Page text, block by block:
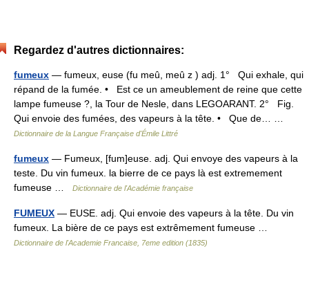
Regardez d'autres dictionnaires:
fumeux — fumeux, euse (fu meû, meû z ) adj. 1° Qui exhale, qui
répand de la fumée. • Est ce un ameublement de reine que cette
lampe fumeuse ?, la Tour de Nesle, dans LEGOARANT. 2° Fig.
Qui envoie des fumées, des vapeurs à la tête. • Que de… …
Dictionnaire de la Langue Française d'Émile Littré
fumeux — Fumeux, [fum]euse. adj. Qui envoye des vapeurs à la
teste. Du vin fumeux. la bierre de ce pays là est extremement
fumeuse …
Dictionnaire de l'Académie française
FUMEUX — EUSE. adj. Qui envoie des vapeurs à la tête. Du vin
fumeux. La bière de ce pays est extrêmement fumeuse …
Dictionnaire de l'Academie Francaise, 7eme edition (1835)